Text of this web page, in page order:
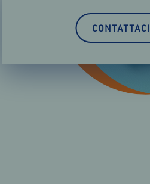
CONTATTACI